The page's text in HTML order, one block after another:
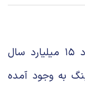
دانشمندان بر این باورند که کائنات حدود ۱۵ میلیارد سال
به وجود آمده